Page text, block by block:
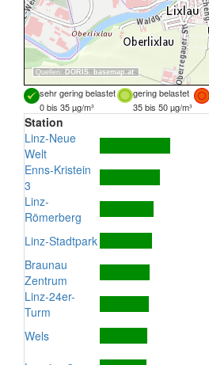
Quellen: DORIS, basemap.at
sehr gering belastet gering belastet
0 bis 35 µg/m³
35 bis 50 µg/m³
Station
Linz-Neue
Welt
Enns-Kristein
3
Linz-
Römerberg
Linz-Stadtpark
Braunau
Zentrum
Linz-24er-
Turm
Wels